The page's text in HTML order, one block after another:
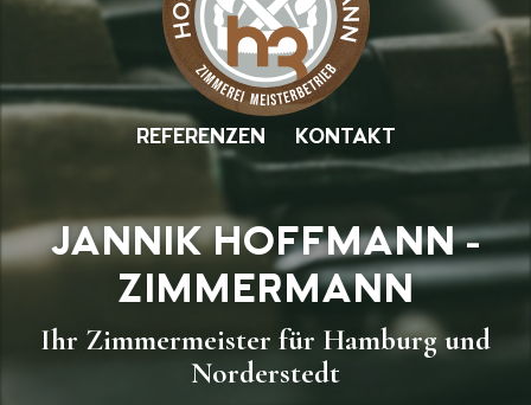
REFERENZEN KONTAKT
JANNIK HOFFMANN -
ZIMMERMANN
Ihr Zimmermeister für Hamburg und
Norderstedt